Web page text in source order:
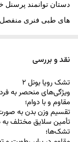
دستان توانمند
های طبی فنری منفصل
نقد و بررسی
تشک رویا بونل 2
ویژگی‌های منحصر به
مقاوم و با دوام؛
تقسیم وزن بدن به
تأمین سلایق مختلف به
تشک‌ها؛